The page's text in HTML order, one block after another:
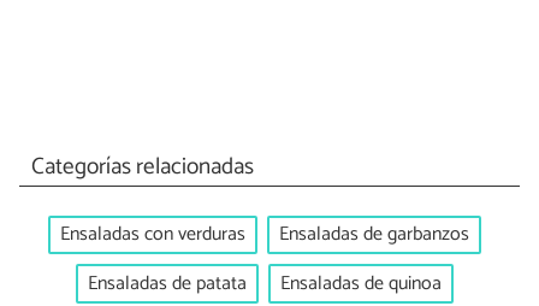
Categorías relacionadas
Ensaladas con verduras
Ensaladas de garbanzos
Ensaladas de patata
Ensaladas de quinoa